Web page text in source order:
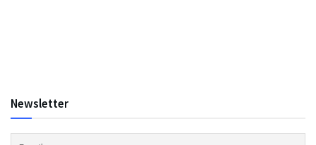
Newsletter